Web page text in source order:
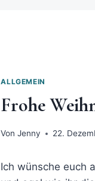
ALLGEMEIN
Frohe
Von Jenny 22.
Ich wünsche euch